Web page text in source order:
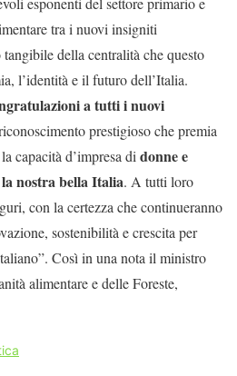
tra i nuovi insigniti
della centralità che questo
l’identità e il futuro dell’Italia.
a tutti i nuovi
prestigioso che premia
capacità d’impresa didonne e
nostra bella Italia. A tutti loro
con la certezza che continueranno
sostenibilità e crescita per
Così in una nota il ministro
alimentare e delle Foreste,